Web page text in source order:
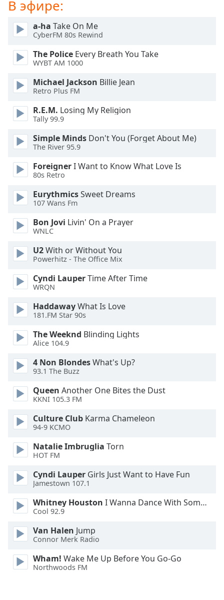
Opacity
Caption
Area
Color
Opacity
Font
Size
Text
Edge
Style
Font
Reset
Done
Modal
Dialog
dialog
В эфире:
a-ha Take On Me
CyberFM 80s Rewind
The Police Every Breath You Take
WYBT AM 1000
Michael Jackson Billie Jean
Retro Plus FM
R.E.M. Losing My Religion
Tally 99.9
Simple Minds Don't You (Forget About Me)
The River 95.9
ForeignerI Want to Know What Love Is
80s Retro
EurythmicsSweet Dreams
107 Wans Fm
Bon Jovi Livin' On a Prayer
WNLC
U2With or Without You
Powerhitz - The Office Mix
Cyndi LauperTime After Time
WRQN
HaddawayWhat Is Love
181.FM Star 90s
The Weeknd Blinding Lights
Alice 104.9
4 Non BlondesWhat's Up?
93.1 The Buzz
Queen Another One Bites the Dust
KKNI 105.3 FM
Culture Club Karma Chameleon
94-9 KCMO
Natalie Imbruglia Torn
HOT FM
Cyndi Lauper Girls Just Want to Have Fun
Jamestown 107.1
Whitney Houston I Wanna Dance With Somebody
Cool 92.9
Van Halen Jump
Connor Merk Radio
Wham! Wake Me Up Before You Go-Go
Northwoods FM